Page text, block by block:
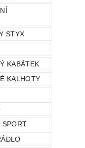
STYX
KABÁTEK
KALHOTY
SPORT